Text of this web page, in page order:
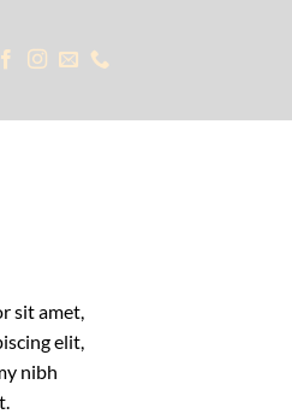
sit amet,
elit,
nibh